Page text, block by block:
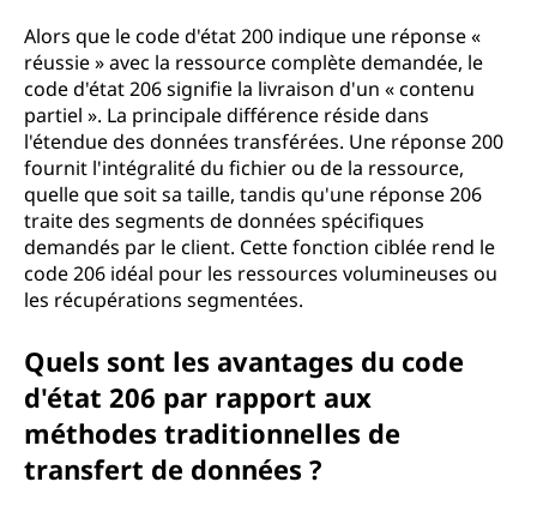
Alors que le code d'état 200 indique une réponse «
réussie » avec la ressource complète demandée, le
code d'état 206 signifie la livraison d'un « contenu
partiel ». La principale différence réside dans
l'étendue des données transférées. Une réponse 200
fournit l'intégralité du fichier ou de la ressource,
quelle que soit sa taille, tandis qu'une réponse 206
traite des segments de données spécifiques
demandés par le client. Cette fonction ciblée rend le
code 206 idéal pour les ressources volumineuses ou
les récupérations segmentées.
Quels sont les avantages du code
d'état 206 par rapport aux
méthodes traditionnelles de
transfert de données ?